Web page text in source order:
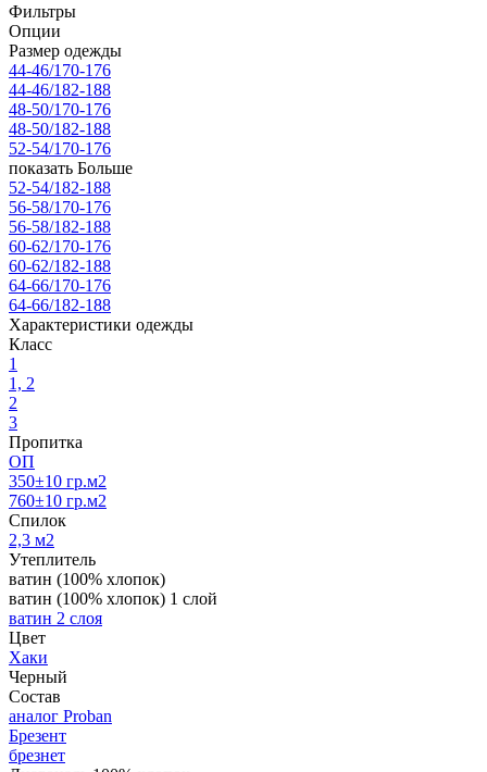
Фильтры
Опции
Размер одежды
44-46/170-176
44-46/182-188
48-50/170-176
48-50/182-188
52-54/170-176
показать Больше
52-54/182-188
56-58/170-176
56-58/182-188
60-62/170-176
60-62/182-188
64-66/170-176
64-66/182-188
Характеристики одежды
Класс
1
1, 2
2
3
Пропитка
ОП
350±10 гр.м2
760±10 гр.м2
Спилoк
2,3 м2
Утеплитель
ватин (100% хлопок)
ватин (100% хлопок) 1 слой
ватин 2 слоя
Цвет
Хаки
Черный
Состав
аналог Proban
Брезент
брезнет